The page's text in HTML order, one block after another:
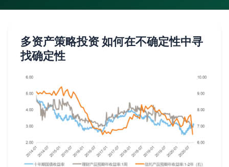
多资产策略投资 如何在不确定性中寻
找确定性